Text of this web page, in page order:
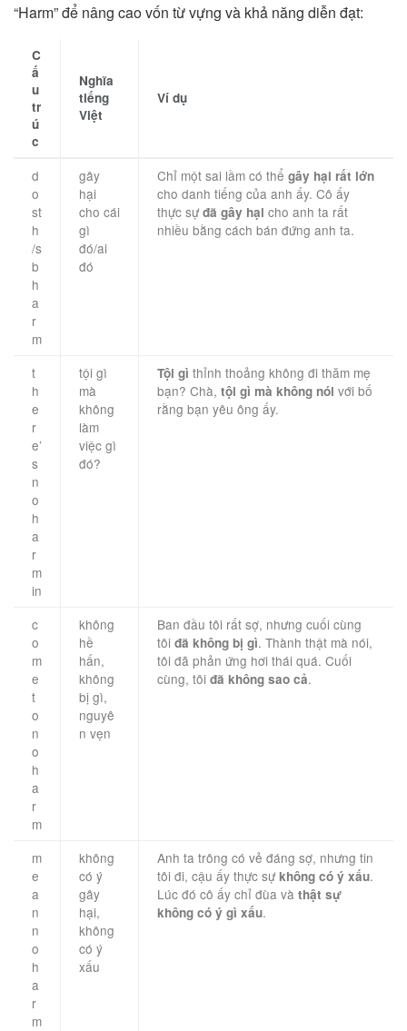
“Harm” để nâng cao vốn từ vựng và khả năng diễn đạt:
C
ấ
u
tr
ú
c
Nghĩa
tiếng
Việt
Ví dụ
d
o
st
h
/s
b
h
a
r
m
gây
hại
cho cái
gì
đó/ai
đó
Chỉ một sai lầm có thể gây hại rất lớn
cho danh tiếng của anh ấy. Cô ấy
thực sựđã gây hại cho anh ta rất
nhiều bằng cách bán đứng anh ta.
t
h
e
r
e’
s
n
o
h
a
r
m
in
tội gì
mà
không
làm
việc gì
đó?
Tội gì thỉnh thoảng không đi thăm mẹ
bạn? Chà, tội gì mà không nói với bố
rằng bạn yêu ông ấy.
c
o
m
e
t
o
n
o
h
a
r
m
không
hề
hấn,
không
bị gì,
nguyê
n vẹn
Ban đầu tôi rất sợ, nhưng cuối cùng
tôi đã không bị gì. Thành thật mà nói,
tôi đã phản ứng hơi thái quá. Cuối
cùng, tôi đã không sao cả.
m
e
a
n
n
o
h
a
r
m
không
có ý
gây
hại,
không
có ý
xấu
Anh ta trông có vẻ đáng sợ, nhưng tin
tôi đi, cậu ấy thực sựkhông có ý xấu.
Lúc đó cô ấy chỉ đùa và thật sự
không có ý gì xấu.